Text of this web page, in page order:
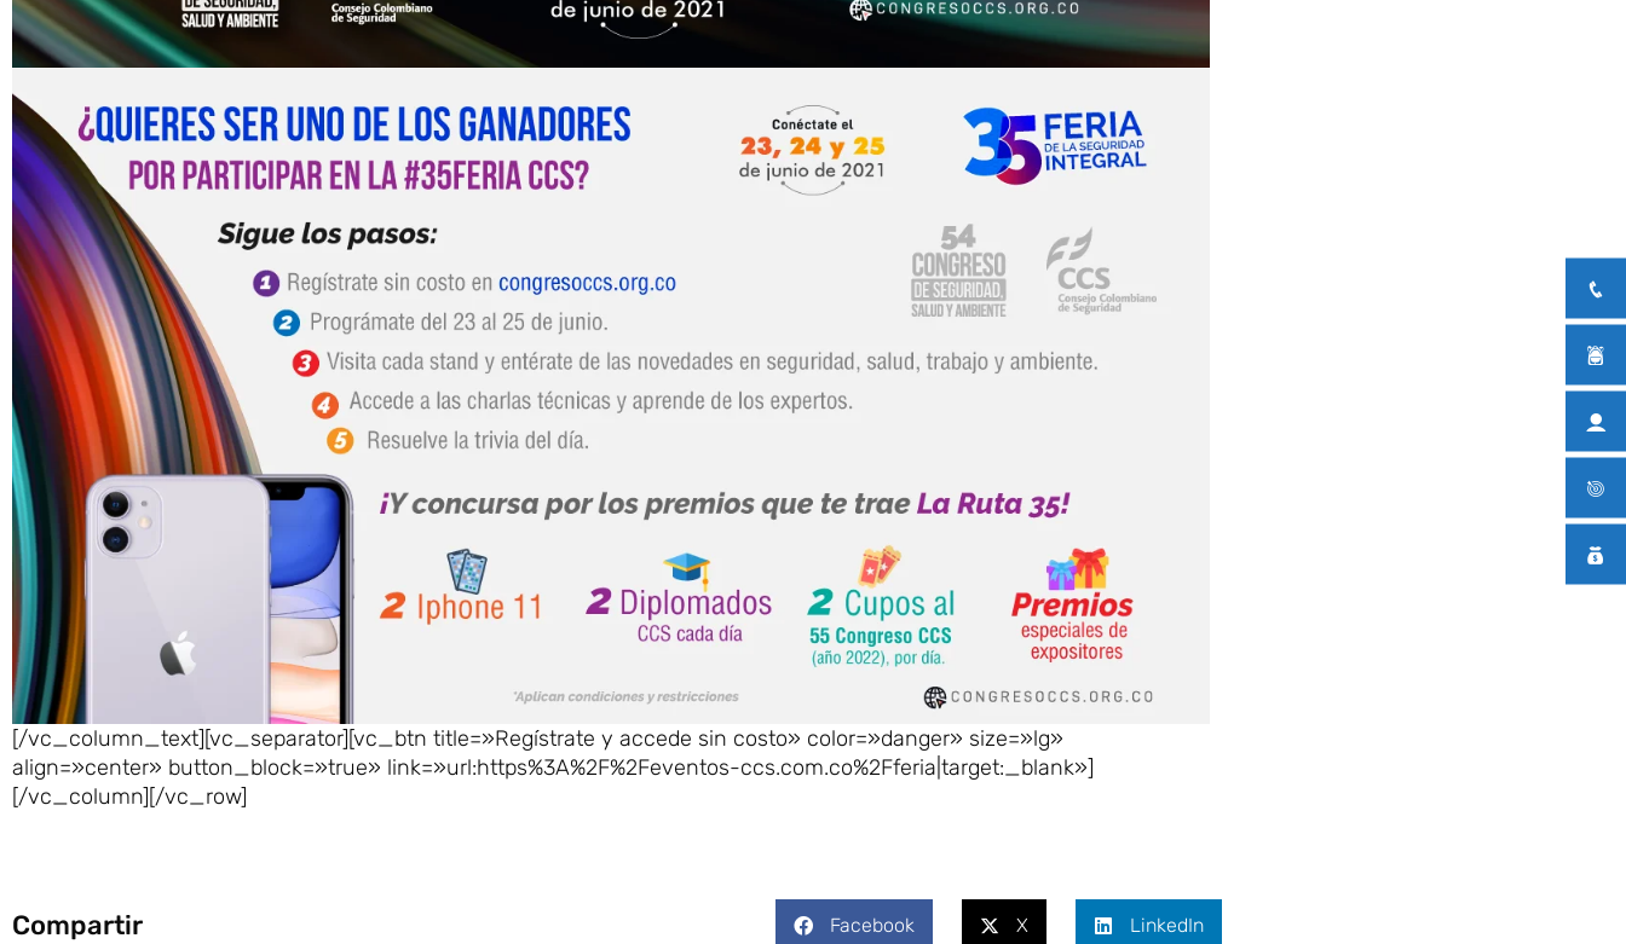
[/vc_column_text][vc_separator][vc_btn title=»Regístrate y accede sin costo» color=»danger» size=»lg»
align=»center» button_block=»true» link=»url:https%3A%2F%2Feventos-ccs.com.co%2Fferia|target:_blank»]
[/vc_column][/vc_row]
Compartir Facebook X LinkedIn